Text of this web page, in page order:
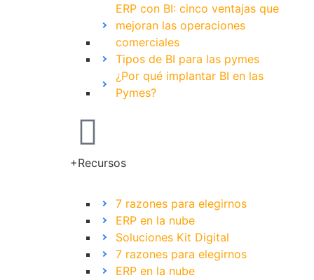
ERP con BI: cinco ventajas que
mejoran las operaciones
comerciales
Tipos de BI para las pymes
¿Por qué implantar BI en las
Pymes?
+Recursos
7 razones para elegirnos
ERP en la nube
Soluciones Kit Digital
7 razones para elegirnos
ERP en la nube